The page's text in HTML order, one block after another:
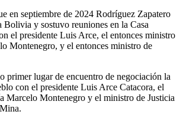
en septiembre de 2024 Rodríguez Zapatero
Bolivia y sostuvo reuniones en la Casa
el presidente Luis Arce, el entonces ministro
Montenegro, y el entonces ministro de
primer lugar de encuentro de negociación la
con el presidente Luis Arce Catacora, el
Marcelo Montenegro y el ministro de Justicia